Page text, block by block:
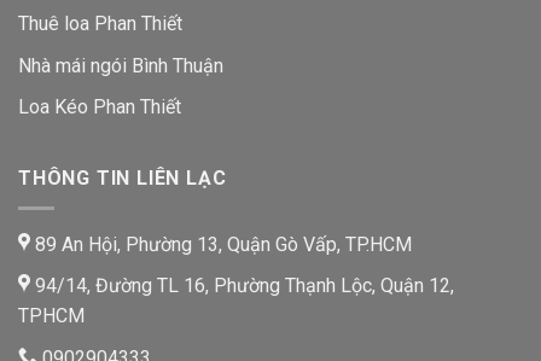
Thuê loa Phan Thiết
Nhà mái ngói Bình Thuận
Loa Kéo Phan Thiết
THÔNG TIN LIÊN LẠC
89 An Hội, Phường 13, Quận Gò Vấp, TP.HCM
94/14, Đường TL 16, Phường Thạnh Lộc, Quận 12,
TPHCM